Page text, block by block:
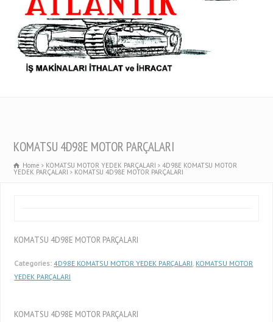
KOMATSU 4D98E MOTOR PARÇALARI
Home KOMATSU MOTOR YEDEK PARÇALARI 4D98E KOMATSU MOTOR
YEDEK PARÇALARI KOMATSU 4D98E MOTOR PARÇALARI
KOMATSU 4D98E MOTOR PARÇALARI
Categories: 4D98E KOMATSU MOTOR YEDEK PARÇALARI KOMATSU MOTOR
YEDEK PARÇALARI
KOMATSU 4D98E MOTOR PARÇALARI